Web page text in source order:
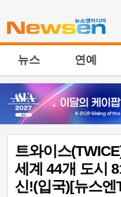
뉴스 연예
트와이스
세계 44개 도시
신!(입국)[뉴스엔